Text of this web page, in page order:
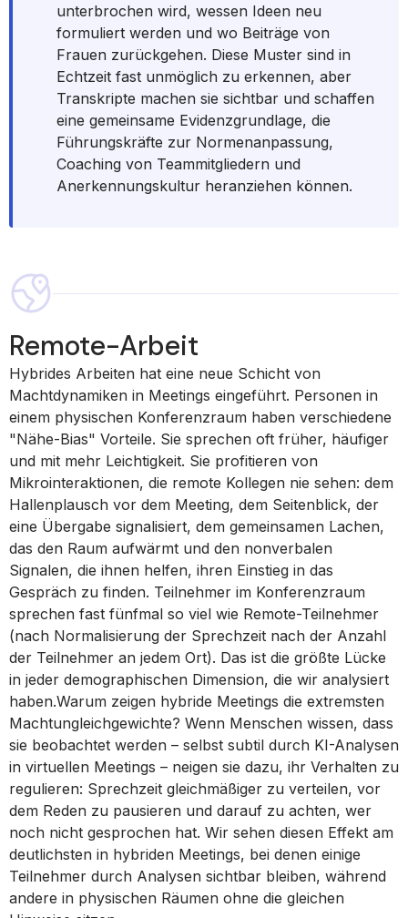
unterbrochen wird, wessen Ideen neu
formuliert werden und wo Beiträge von
Frauen zurückgehen. Diese Muster sind in
Echtzeit fast unmöglich zu erkennen, aber
Transkripte machen sie sichtbar und schaffen
eine gemeinsame Evidenzgrundlage, die
Führungskräfte zur Normenanpassung,
Coaching von Teammitgliedern und
Anerkennungskultur heranziehen können.
Remote-Arbeit
Hybrides Arbeiten hat eine neue Schicht von
Machtdynamiken in Meetings eingeführt. Personen in
einem physischen Konferenzraum haben verschiedene
"Nähe-Bias" Vorteile. Sie sprechen oft früher, häufiger
und mit mehr Leichtigkeit. Sie profitieren von
Mikrointeraktionen, die remote Kollegen nie sehen: dem
Hallenplausch vor dem Meeting, dem Seitenblick, der
eine Übergabe signalisiert, dem gemeinsamen Lachen,
das den Raum aufwärmt und den nonverbalen
Signalen, die ihnen helfen, ihren Einstieg in das
Gespräch zu finden. Teilnehmer im Konferenzraum
sprechen fast fünfmal so viel wie Remote-Teilnehmer
(nach Normalisierung der Sprechzeit nach der Anzahl
der Teilnehmer an jedem Ort). Das ist die größte Lücke
in jeder demographischen Dimension, die wir analysiert
haben.Warum zeigen hybride Meetings die extremsten
Machtungleichgewichte? Wenn Menschen wissen, dass
sie beobachtet werden – selbst subtil durch KI-Analysen
in virtuellen Meetings – neigen sie dazu, ihr Verhalten zu
regulieren: Sprechzeit gleichmäßiger zu verteilen, vor
dem Reden zu pausieren und darauf zu achten, wer
noch nicht gesprochen hat. Wir sehen diesen Effekt am
deutlichsten in hybriden Meetings, bei denen einige
Teilnehmer durch Analysen sichtbar bleiben, während
andere in physischen Räumen ohne die gleichen